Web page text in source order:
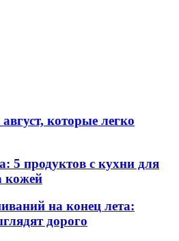
которые легко
5 продуктов с кухни для
кожей
на конец лета:
дорого